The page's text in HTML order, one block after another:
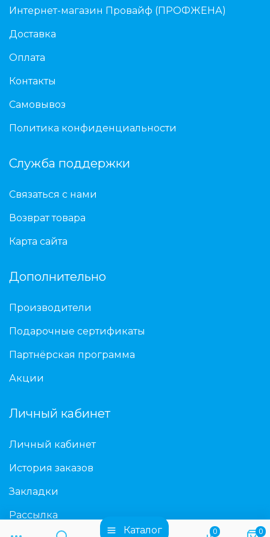
Каталог 0 0
Интернет-магазин Провайф (ПРОФЖЕНА)
Доставка
Оплата
Контакты
Самовывоз
Политика конфиденциальности
Служба поддержки
Связаться с нами
Возврат товара
Карта сайта
Дополнительно
Производители
Подарочные сертификаты
Партнёрская программа
Акции
Личный кабинет
Личный кабинет
История заказов
Закладки
Рассылка